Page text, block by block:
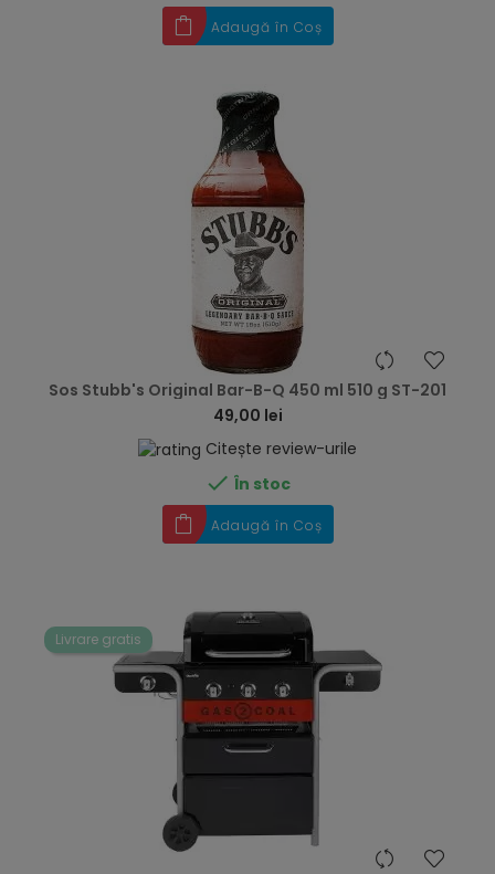
Adaugă în Coș
Sos Stubb's Original Bar-B-Q 450 ml 510 g ST-201
49,00 lei
Citește review-urile
 În stoc
Adaugă în Coș
Livrare gratis